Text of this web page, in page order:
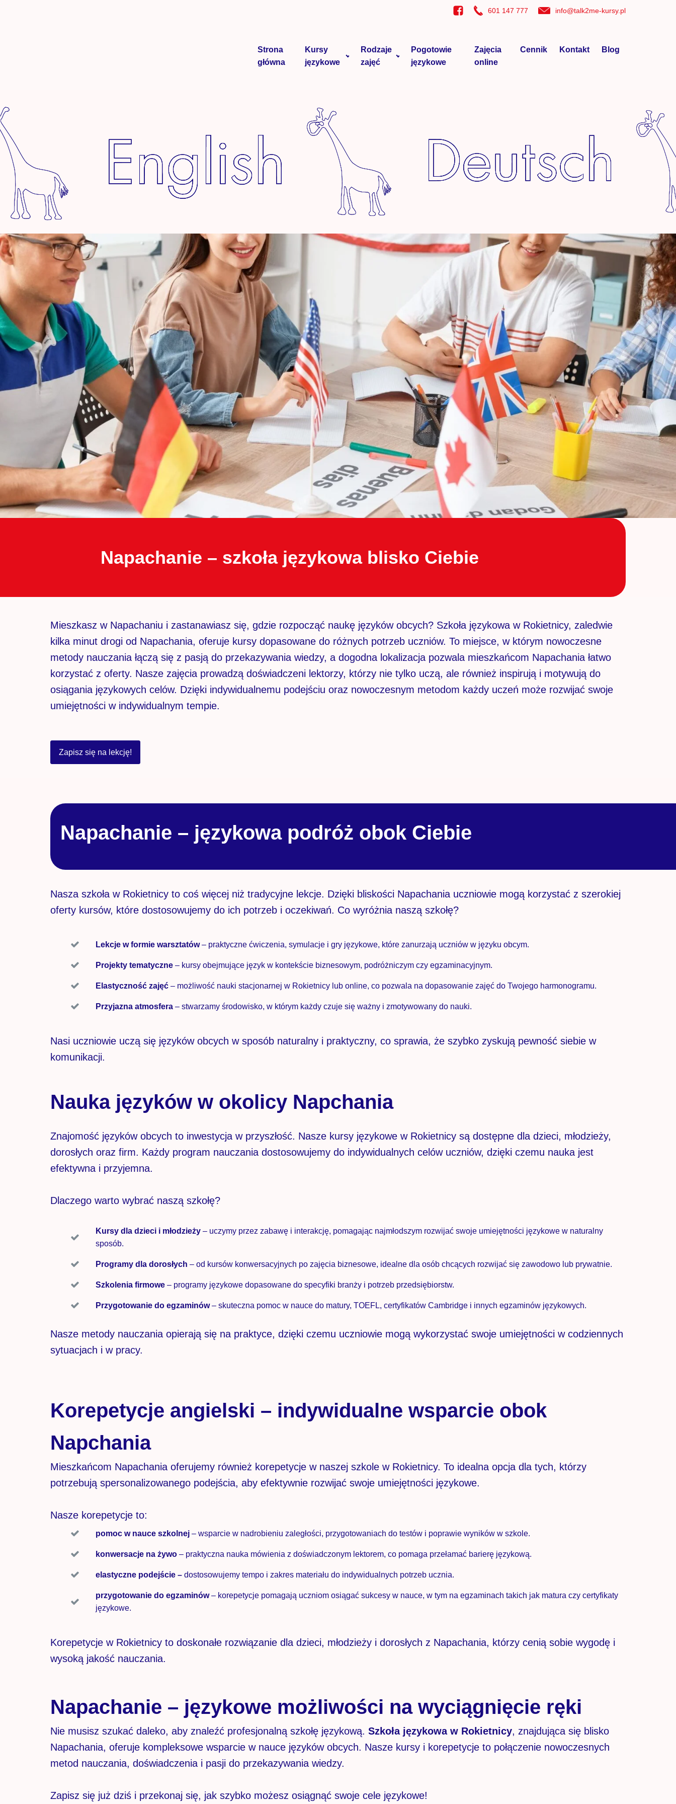
601 147 777 info@talk2me-kursy.pl
Strona
główna
Kursy
językowe
Rodzaje
zajęć
Pogotowie
językowe
Zajęcia
online
Cennik Kontakt Blog
Napachanie – szkoła językowa blisko Ciebie
Mieszkasz w Napachaniu i zastanawiasz się, gdzie rozpocząć naukę języków obcych? Szkoła językowa w Rokietnicy, zaledwie
kilka minut drogi od Napachania, oferuje kursy dopasowane do różnych potrzeb uczniów. To miejsce, w którym nowoczesne
metody nauczania łączą się z pasją do przekazywania wiedzy, a dogodna lokalizacja pozwala mieszkańcom Napachania łatwo
korzystać z oferty. Nasze zajęcia prowadzą doświadczeni lektorzy, którzy nie tylko uczą, ale również inspirują i motywują do
osiągania językowych celów. Dzięki indywidualnemu podejściu oraz nowoczesnym metodom każdy uczeń może rozwijać swoje
umiejętności w indywidualnym tempie.
Zapisz się na lekcję!
Napachanie – językowa podróż obok Ciebie
Nasza szkoła w Rokietnicy to coś więcej niż tradycyjne lekcje. Dzięki bliskości Napachania uczniowie mogą korzystać z szerokiej
oferty kursów, które dostosowujemy do ich potrzeb i oczekiwań. Co wyróżnia naszą szkołę?
Lekcje w formie warsztatów– praktyczne ćwiczenia, symulacje i gry językowe, które zanurzają uczniów w języku obcym.
Projekty tematyczne – kursy obejmujące język w kontekście biznesowym, podróżniczym czy egzaminacyjnym.
Elastyczność zajęć – możliwość nauki stacjonarnej w Rokietnicy lub online, co pozwala na dopasowanie zajęć do Twojego harmonogramu.
Przyjazna atmosfera – stwarzamy środowisko, w którym każdy czuje się ważny i zmotywowany do nauki.
Nasi uczniowie uczą się języków obcych w sposób naturalny i praktyczny, co sprawia, że szybko zyskują pewność siebie w
komunikacji.
Nauka języków w okolicy Napchania
Znajomość języków obcych to inwestycja w przyszłość. Nasze kursy językowe w Rokietnicy są dostępne dla dzieci, młodzieży,
dorosłych oraz firm. Każdy program nauczania dostosowujemy do indywidualnych celów uczniów, dzięki czemu nauka jest
efektywna i przyjemna.
Dlaczego warto wybrać naszą szkołę?
Kursy dla dzieci i młodzieży – uczymy przez zabawę i interakcję, pomagając najmłodszym rozwijać swoje umiejętności językowe w naturalny
sposób.
Programy dla dorosłych – od kursów konwersacyjnych po zajęcia biznesowe, idealne dla osób chcących rozwijać się zawodowo lub prywatnie.
Szkolenia firmowe – programy językowe dopasowane do specyfiki branży i potrzeb przedsiębiorstw.
Przygotowanie do egzaminów– skuteczna pomoc w nauce do matury, TOEFL, certyfikatów Cambridge i innych egzaminów językowych.
Nasze metody nauczania opierają się na praktyce, dzięki czemu uczniowie mogą wykorzystać swoje umiejętności w codziennych
sytuacjach i w pracy.
Korepetycje angielski – indywidualne wsparcie obok
Napchania
Mieszkańcom Napachania oferujemy również korepetycje w naszej szkole w Rokietnicy. To idealna opcja dla tych, którzy
potrzebują spersonalizowanego podejścia, aby efektywnie rozwijać swoje umiejętności językowe.
Nasze korepetycje to:
pomoc w nauce szkolnej – wsparcie w nadrobieniu zaległości, przygotowaniach do testów i poprawie wyników w szkole.
konwersacje na żywo – praktyczna nauka mówienia z doświadczonym lektorem, co pomaga przełamać barierę językową.
elastyczne podejście – dostosowujemy tempo i zakres materiału do indywidualnych potrzeb ucznia.
przygotowanie do egzaminów– korepetycje pomagają uczniom osiągać sukcesy w nauce, w tym na egzaminach takich jak matura czy certyfikaty
językowe.
Korepetycje w Rokietnicy to doskonałe rozwiązanie dla dzieci, młodzieży i dorosłych z Napachania, którzy cenią sobie wygodę i
wysoką jakość nauczania.
Napachanie – językowe możliwości na wyciągnięcie ręki
Nie musisz szukać daleko, aby znaleźć profesjonalną szkołę językową. Szkoła językowa w Rokietnicy, znajdująca się blisko
Napachania, oferuje kompleksowe wsparcie w nauce języków obcych. Nasze kursy i korepetycje to połączenie nowoczesnych
metod nauczania, doświadczenia i pasji do przekazywania wiedzy.
Zapisz się już dziś i przekonaj się, jak szybko możesz osiągnąć swoje cele językowe!